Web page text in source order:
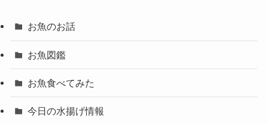
お魚のお話
お魚図鑑
お魚食べてみた
今日の水揚げ情報